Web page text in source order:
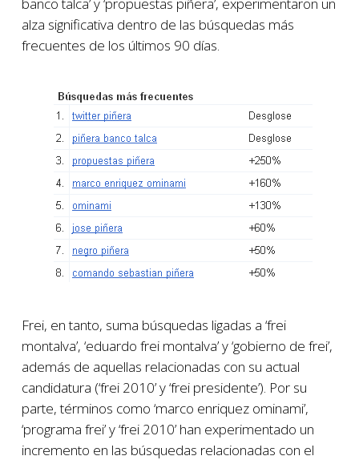
alza significativa dentro de las búsquedas más
frecuentes de los últimos 90 días.
Frei, en tanto, suma búsquedas ligadas a ‘frei
montalva’, ‘eduardo frei montalva’ y ‘gobierno de frei’,
además de aquellas relacionadas con su actual
candidatura (‘frei 2010’ y ‘frei presidente’). Por su
parte, términos como ‘marco enriquez ominami’,
‘programa frei’ y ‘frei 2010’ han experimentado un
incremento en las búsquedas relacionadas con el